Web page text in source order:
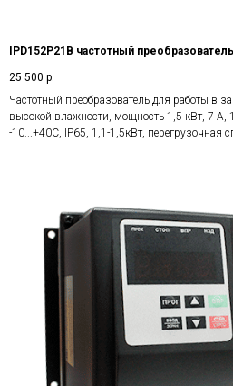
IPD152P21B частотный преобразователь
25 500 р.
Частотный преобразователь для работы в
высокой влажности, мощность 1,5 кВт, 7
-10...+40С, IP65, 1,1-1,5кВт, перегрузочная